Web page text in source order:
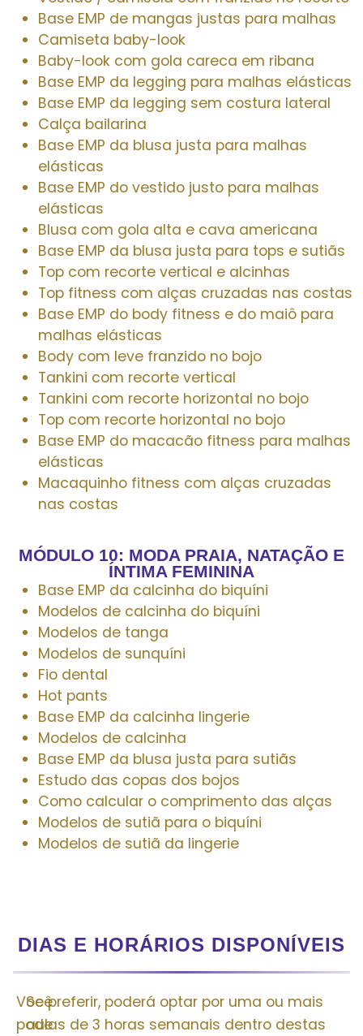
Base EMP de mangas justas para malhas
Camiseta baby-look
Baby-look com gola careca em ribana
Base EMP da legging para malhas elásticas
Base EMP da legging sem costura lateral
Calça bailarina
Base EMP da blusa justa para malhas
elásticas
Base EMP do vestido justo para malhas
elásticas
Blusa com gola alta e cava americana
Base EMP da blusa justa para tops e sutiãs
Top com recorte vertical e alcinhas
Top fitness com alças cruzadas nas costas
Base EMP do body fitness e do maiô para
malhas elásticas
Body com leve franzido no bojo
Tankini com recorte vertical
Tankini com recorte horizontal no bojo
Top com recorte horizontal no bojo
Base EMP do macacão fitness para malhas
elásticas
Macaquinho fitness com alças cruzadas
nas costas
MÓDULO 10: MODA PRAIA, NATAÇÃO E
ÍNTIMA FEMININA
Base EMP da calcinha do biquíni
Modelos de calcinha do biquíni
Modelos de tanga
Modelos de sunquíni
Fio dental
Hot pants
Base EMP da calcinha lingerie
Modelos de calcinha
Base EMP da blusa justa para sutiãs
Estudo das copas dos bojos
Como calcular o comprimento das alças
Modelos de sutiã para o biquíni
Modelos de sutiã da lingerie
DIAS E HORÁRIOS DISPONÍVEIS
Você
pode
Se preferir, poderá optar por uma ou mais
aulas de 3 horas semanais dentro destas